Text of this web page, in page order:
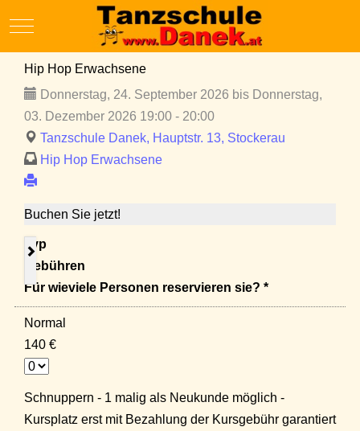
Mobile Menu Toggle
Hip Hop Erwachsene
Donnerstag, 24. September 2026 bis Donnerstag,
03. Dezember 2026 19:00 - 20:00
Tanzschule Danek, Hauptstr. 13, Stockerau
Hip Hop Erwachsene
Buchen Sie jetzt!
Typ
Gebühren
Für wieviele Personen reservieren sie? *
Normal
140 €
Schnuppern - 1 malig als Neukunde möglich -
Kursplatz erst mit Bezahlung der Kursgebühr garantiert